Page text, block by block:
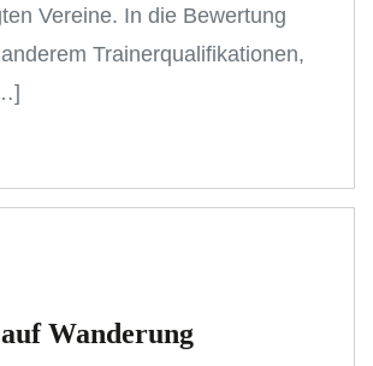
Vereine. In die Bewertung
Trainerqualifikationen,
Wanderung